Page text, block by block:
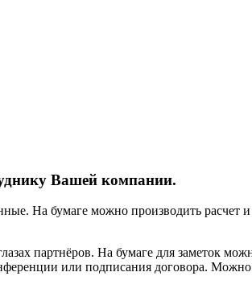
Вашей компании.
На бумаге можно производить расчет и
партнёров. На бумаге для заметок
или подписания договора.